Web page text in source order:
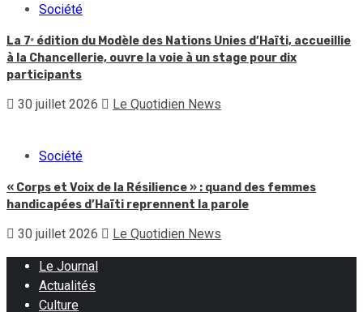
Société
La 7ᵉ édition du Modèle des Nations Unies d’Haïti, accueillie
à la Chancellerie, ouvre la voie à un stage pour dix
participants
30 juillet 2026 Le Quotidien News
Société
« Corps et Voix de la Résilience » : quand des femmes
handicapées d’Haïti reprennent la parole
30 juillet 2026 Le Quotidien News
Le Journal
Actualités
Culture